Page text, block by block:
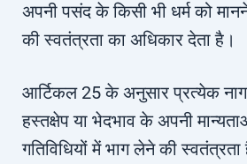
अपनी पसंद के किसी भी धर्म को
की स्वतंत्रता का अधिकार देता है।
आर्टिकल 25 के अनुसार प्रत्येक
हस्तक्षेप या भेदभाव के अपनी
गतिविधियों में भाग लेने की स्वतंत्रता